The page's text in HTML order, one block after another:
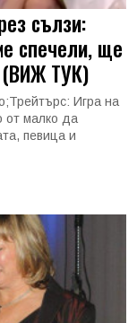
сълзи:
спечели, ще
(ВИЖ ТУК)
Игра на
от малко да
певица и